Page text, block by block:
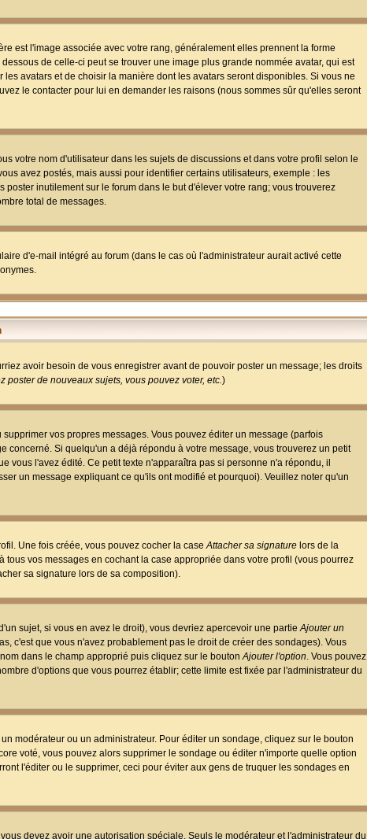
est l'image associée avec votre rang, généralement elles prennent la forme
de celle-ci peut se trouver une image plus grande nommée avatar, qui est
avatars et de choisir la manière dont les avatars seront disponibles. Si vous ne
le contacter pour lui en demander les raisons (nous sommes sûr qu'elles seront
votre nom d'utilisateur dans les sujets de discussions et dans votre profil selon le
avez postés, mais aussi pour identifier certains utilisateurs, exemple : les
inutilement sur le forum dans le but d'élever votre rang; vous trouverez
total de messages.
d'e-mail intégré au forum (dans le cas où l'administrateur aurait activé cette
avoir besoin de vous enregistrer avant de pouvoir poster un message; les droits
poster de nouveaux sujets, vous pouvez voter, etc.)
vos propres messages. Vous pouvez éditer un message (parfois
concerné. Si quelqu'un a déjà répondu à votre message, vous trouverez un petit
vous l'avez édité. Ce petit texte n'apparaîtra pas si personne n'a répondu, il
un message expliquant ce qu'ils ont modifié et pourquoi). Veuillez noter qu'un
Une fois créée, vous pouvez cocher la caseAttacher sa signature lors de la
vos messages en cochant la case appropriée dans votre profil (vous pourrez
sa signature lors de sa composition).
sujet, si vous en avez le droit), vous devriez apercevoir une partieAjouter un
c'est que vous n'avez probablement pas le droit de créer des sondages). Vous
dans le champ approprié puis cliquez sur le boutonAjouter l'option. Vous pouvez
d'options que vous pourrez établir; cette limite est fixée par l'administrateur du
modérateur ou un administrateur. Pour éditer un sondage, cliquez sur le bouton
voté, vous pouvez alors supprimer le sondage ou éditer n'importe quelle option
l'éditer ou le supprimer, ceci pour éviter aux gens de truquer les sondages en
devez avoir une autorisation spéciale. Seuls le modérateur et l'administrateur du